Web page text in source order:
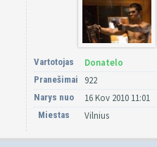
Vartotojas Donatelo
Pranešimai 922
Narys nuo 16 Kov 2010 11:01
Miestas Vilnius